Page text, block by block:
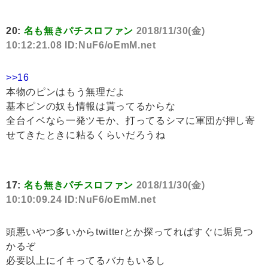
20: 名も無きパチスロファン 2018/11/30(金)
10:12:21.08 ID:NuF6/oEmM.net
>>16
本物のピンはもう無理だよ
基本ピンの奴も情報は貰ってるからな
全台イベなら一発ツモか、打ってるシマに軍団が押し寄
せてきたときに粘るくらいだろうね
17: 名も無きパチスロファン 2018/11/30(金)
10:10:09.24 ID:NuF6/oEmM.net
頭悪いやつ多いからtwitterとか探ってればすぐに垢見つ
かるぞ
必要以上にイキってるバカもいるし